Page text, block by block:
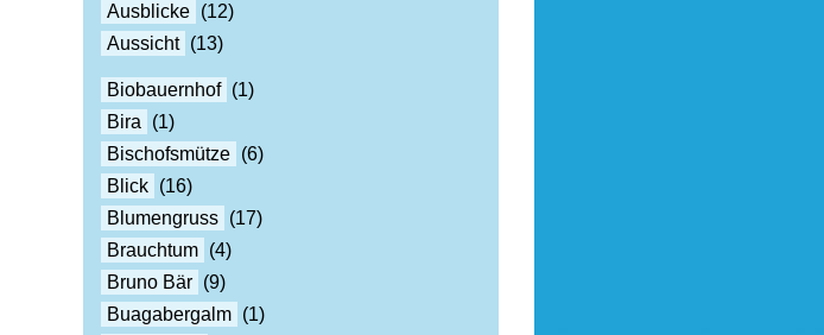
Ausblicke (12)
Aussicht (13)
Biobauernhof (1)
Bira
(1)
Bischofsmütze (6)
Blick (16)
Blumengruss (17)
Brauchtum (4)
Bruno Bär (9)
Buagabergalm (1)